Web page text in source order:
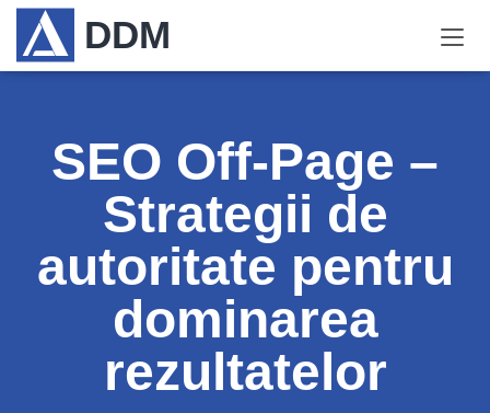
DDM
SEO Off-Page –
Strategii de
autoritate pentru
dominarea
rezultatelor